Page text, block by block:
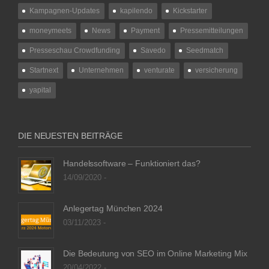
Kampagnen-Updates kapilendo Kickstarter
moneymeets News Payment Pressemitteilungen
Presseschau Crowdfunding Savedo Seedmatch
Startnext Unternehmen venturate versicherung
yapital
DIE NEUESTEN BEITRÄGE
Handelssoftware – Funktioniert das?
14/09/2020 -
Anlegertag München 2024
03/11/2023 -
Die Bedeutung von SEO im Online Marketing Mix